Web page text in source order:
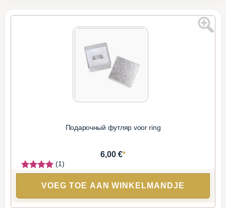
Подарочный футляр voor ring
6,00 €*
(1)
VOEG TOE AAN WINKELMANDJE